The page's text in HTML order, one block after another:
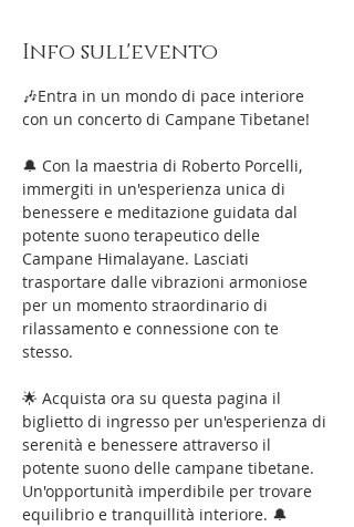
Info sull'evento
🎶Entra in un mondo di pace interiore
con un concerto di Campane Tibetane!
🔔 Con la maestria di Roberto Porcelli,
immergiti in un'esperienza unica di
benessere e meditazione guidata dal
potente suono terapeutico delle
Campane Himalayane. Lasciati
trasportare dalle vibrazioni armoniose
per un momento straordinario di
rilassamento e connessione con te
stesso.
🌟 Acquista ora su questa pagina il
biglietto di ingresso per un'esperienza di
serenità e benessere attraverso il
potente suono delle campane tibetane.
Un'opportunità imperdibile per trovare
equilibrio e tranquillità interiore. 🔔